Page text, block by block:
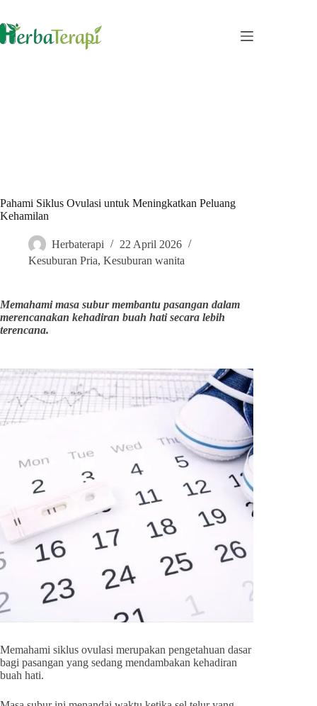
content
Pahami Siklus Ovulasi untuk Meningkatkan Peluang
Kehamilan
Herbaterapi
22 April 2026
Kesuburan Pria, Kesuburan wanita
Memahami masa subur membantu pasangan dalam
merencanakan kehadiran buah hati secara lebih
terencana.
Memahami siklus ovulasi merupakan pengetahuan dasar
bagi pasangan yang sedang mendambakan kehadiran
buah hati.